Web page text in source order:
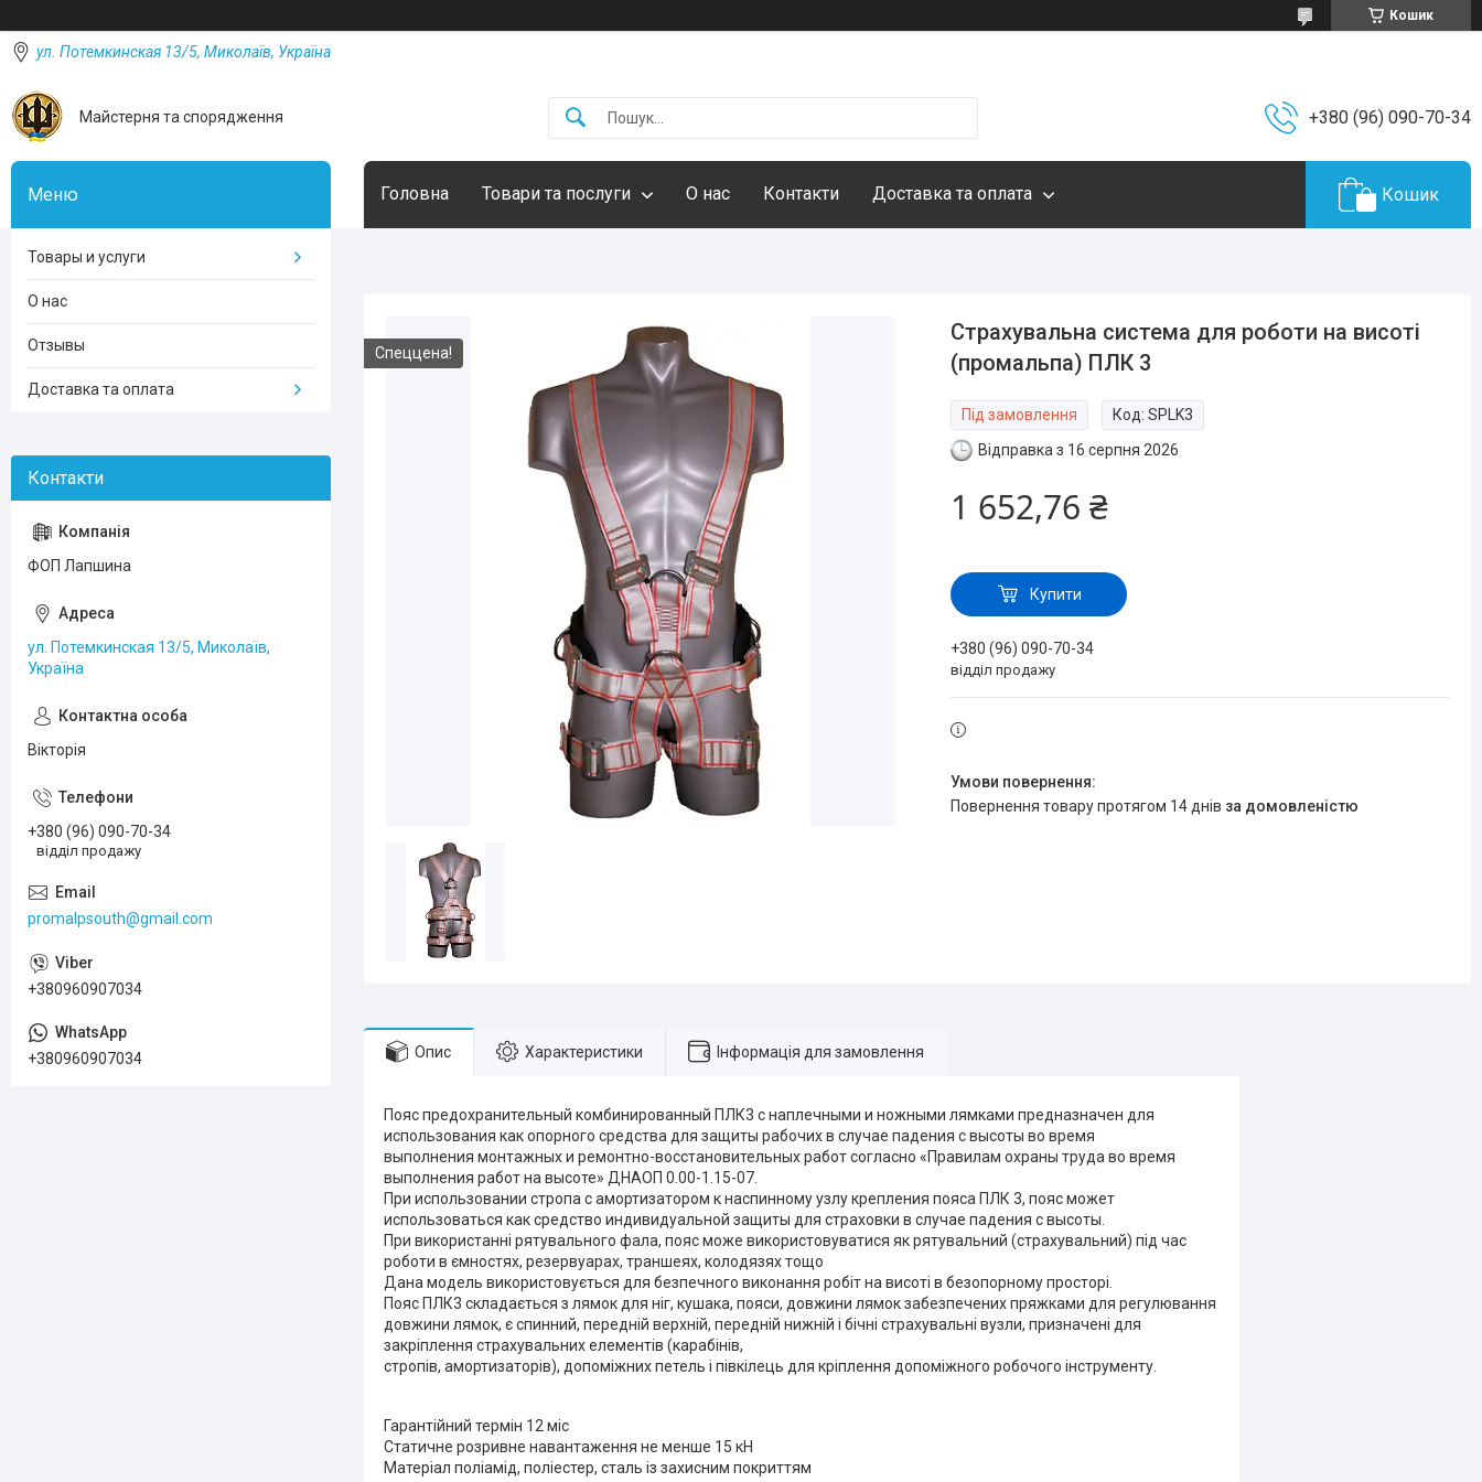
Кошик
ул. Потемкинская 13/5, Миколаїв, Україна
Майстерня та спорядження +380 (96) 090-70-34
Головна Товари та послуги О нас Контакти Доставка та оплата Кошик
Спеццена!
Страхувальна система для роботи на висоті
(промальпа) ПЛК 3
Під замовлення Код:SPLK3
Відправка з 16 серпня 2026
1 652,76 ₴
Купити
+380 (96) 090-70-34
відділ продажу
повернення товару протягом 14 днів за домовленістю
Опис Характеристики Інформація для замовлення
Пояс предохранительный комбинированный ПЛК3 с наплечными и ножными лямками предназначен для
использования как опорного средства для защиты рабочих в случае падения с высоты во время
выполнения монтажных и ремонтно-восстановительных работ согласно «Правилам охраны труда во время
выполнения работ на высоте» ДНАОП 0.00-1.15-07.
При использовании стропа с амортизатором к наспинному узлу крепления пояса ПЛК 3, пояс может
использоваться как средство индивидуальной защиты для страховки в случае падения с высоты.
При використанні рятувального фала, пояс може використовуватися як рятувальний (страхувальний) під час
роботи в ємностях, резервуарах, траншеях, колодязях тощо
Дана модель використовується для безпечного виконання робіт на висоті в безопорному просторі.
Пояс ПЛК3 складається з лямок для ніг, кушака, пояси, довжини лямок забезпечених пряжками для регулювання
довжини лямок, є спинний, передній верхній, передній нижній і бічні страхувальні вузли, призначені для
закріплення страхувальних елементів (карабінів,
стропів, амортизаторів), допоміжних петель і півкілець для кріплення допоміжного робочого інструменту.
Гарантійний термін 12 міс
Статичне розривне навантаження не менше 15 кН
Матеріал поліамід, поліестер, сталь із захисним покриттям
Товары и услуги
О нас
Отзывы
Доставка та оплата
ФОП Лапшина
ул. Потемкинская 13/5, Миколаїв,
Україна
Вікторія
+380 (96) 090-70-34
відділ продажу
promalpsouth@gmail.com
+380960907034
+380960907034